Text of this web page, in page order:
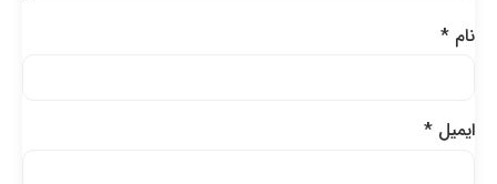
نام*
ایمیل*